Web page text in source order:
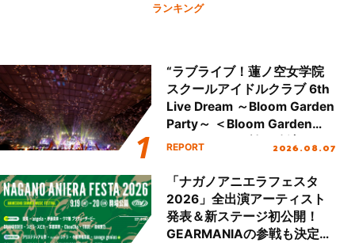
ランキング
“ラブライブ！蓮ノ空女学院
スクールアイドルクラブ 6th
Live Dream ～Bloom Garden
Party～ ＜Bloom Garden
Party Stage／埼玉公演＞”
REPORT 2026.08.07
「ナガノアニエラフェスタ
2026」全出演アーティスト
発表＆新ステージ初公開！
GEARMANIAの参戦も決定